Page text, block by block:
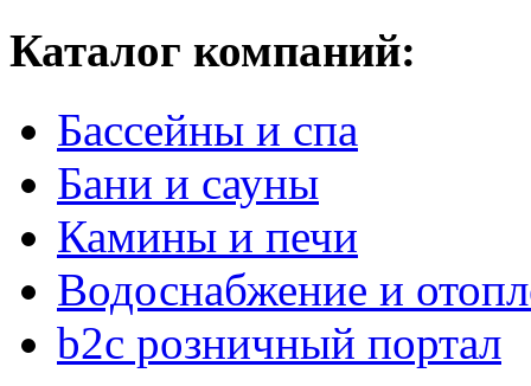
Каталог компаний:
Бассейны и спа
Бани и сауны
Камины и печи
Водоснабжение и
b2c розничный портал